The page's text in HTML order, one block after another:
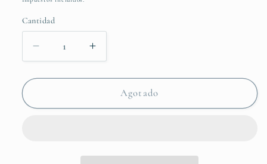
Cantidad
Reducir
cantidad
para
ENTINTADO
Aumentar
cantidad
para
COJIN
ENTINTADO
Agotado